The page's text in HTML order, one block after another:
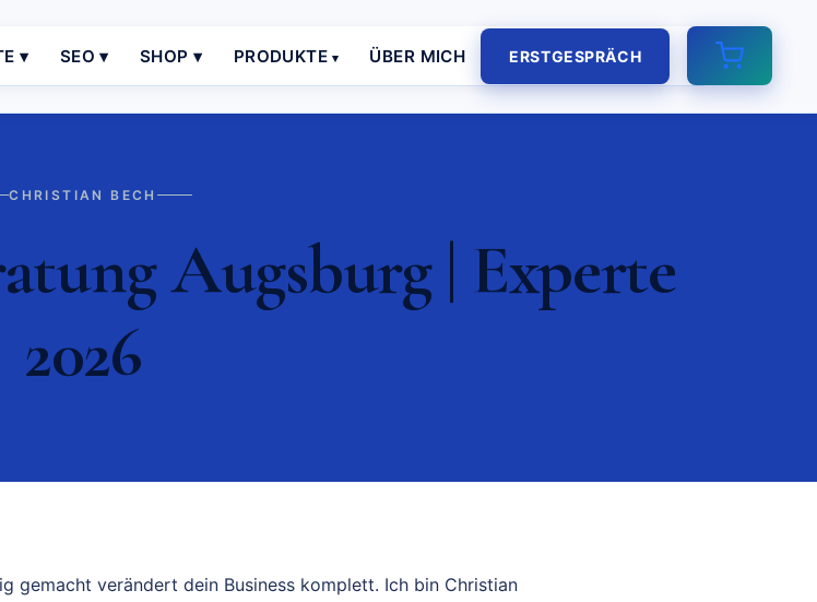
▾ SEO ▾ SHOP ▾ PRODUKTE ÜBER MICH ERSTGESPRÄCH
CHRISTIAN BECH
Augsburg | Experte
2026
gemacht verändert dein Business komplett. Ich bin Christian